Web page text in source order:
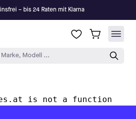
– bis 24 Raten mit Klarna
Marke, Modell ...
is not a function